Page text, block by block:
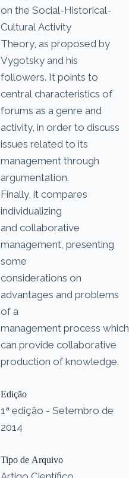
on the Social-Historical-
Cultural Activity
Theory, as proposed by
Vygotsky and his
followers. It points to
central characteristics of
forums as a genre and
activity, in order to discuss
issues related to its
management through
argumentation.
Finally, it compares
individualizing
and collaborative
management, presenting
some
considerations on
advantages and problems
of a
management process which
can provide collaborative
production of knowledge.
Edição
1ª edição - Setembro de
2014
Tipo de Arquivo